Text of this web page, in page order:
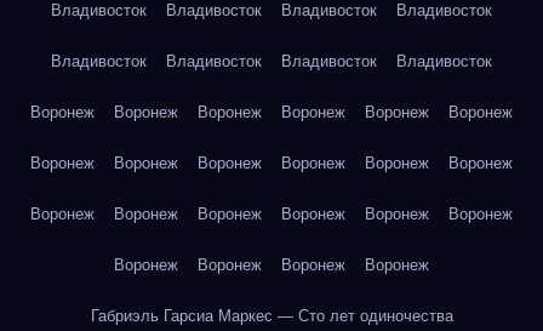
Владивосток Владивосток Владивосток Владивосток
Владивосток Владивосток Владивосток Владивосток
Воронеж Воронеж Воронеж Воронеж Воронеж Воронеж
Воронеж Воронеж Воронеж Воронеж Воронеж Воронеж
Воронеж Воронеж Воронеж Воронеж Воронеж Воронеж
Воронеж Воронеж Воронеж Воронеж
Габриэль Гарсиа Маркес — Сто лет одиночества